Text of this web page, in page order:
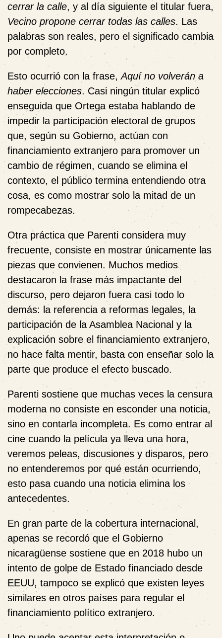
cerrar la calle, y al día siguiente el titular fuera,
Vecino propone cerrar todas las calles. Las
palabras son reales, pero el significado cambia
por completo.
Esto ocurrió con la frase,Aquí no volverán a
haber elecciones. Casi ningún titular explicó
enseguida que Ortega estaba hablando de
impedir la participación electoral de grupos
que, según su Gobierno, actúan con
financiamiento extranjero para promover un
cambio de régimen, cuando se elimina el
contexto, el público termina entendiendo otra
cosa, es como mostrar solo la mitad de un
rompecabezas.
Otra práctica que Parenti considera muy
frecuente, consiste en mostrar únicamente las
piezas que convienen. Muchos medios
destacaron la frase más impactante del
discurso, pero dejaron fuera casi todo lo
demás: la referencia a reformas legales, la
participación de la Asamblea Nacional y la
explicación sobre el financiamiento extranjero,
no hace falta mentir, basta con enseñar solo la
parte que produce el efecto buscado.
Parenti sostiene que muchas veces la censura
moderna no consiste en esconder una noticia,
sino en contarla incompleta. Es como entrar al
cine cuando la película ya lleva una hora,
veremos peleas, discusiones y disparos, pero
no entenderemos por qué están ocurriendo,
esto pasa cuando una noticia elimina los
antecedentes.
En gran parte de la cobertura internacional,
apenas se recordó que el Gobierno
nicaragüense sostiene que en 2018 hubo un
intento de golpe de Estado financiado desde
EEUU, tampoco se explicó que existen leyes
similares en otros países para regular el
financiamiento político extranjero.